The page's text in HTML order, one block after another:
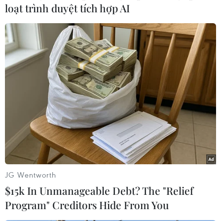
#Thụy Điển #tái thiết Ukraine
#gia nhập EU
#Kiev Thụy Điển
Theo dõi VietnamPlus
loạt trình duyệt tích hợp AI
JG Wentworth
$15k In Unmanageable Debt? The "Relief
Program" Creditors Hide From You